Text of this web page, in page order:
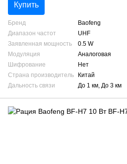
Купить
Бренд
Baofeng
Диапазон частот
UHF
Заявленная мощность
0.5 W
Модуляция
Аналоговая
Шифрование
Нет
Страна производитель
Китай
Дальность связи
До 1 км, До 3 км